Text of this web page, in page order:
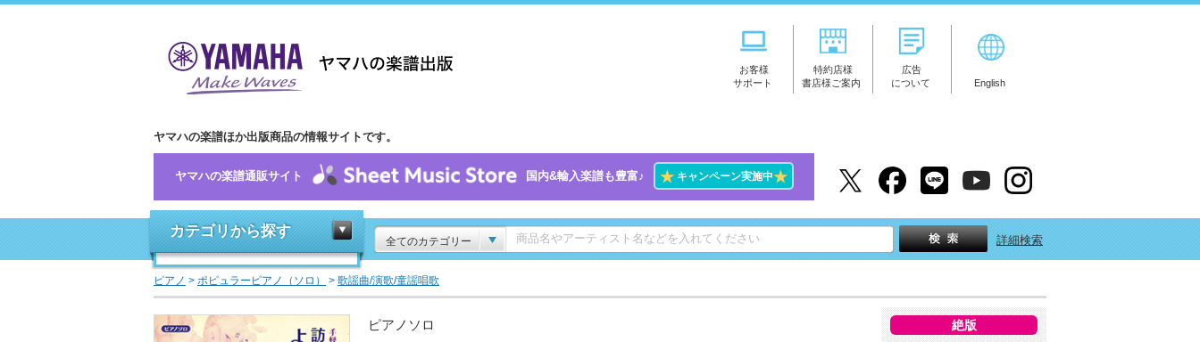
お客様
サポート
特約店様
書店様ご案内
広告
について
English
ヤマハの楽譜ほか出版商品の情報サイトです。
ヤマハの楽譜通販サイト 国内&輸入楽譜も豊富♪ ★キャンペーン実施中★
カテゴリから探す
全てのカテゴリー 詳細検索
ピアノ > ポピュラーピアノ（ソロ） > 歌謡曲/演歌/童謡唱歌
ピアノソロ 絶版